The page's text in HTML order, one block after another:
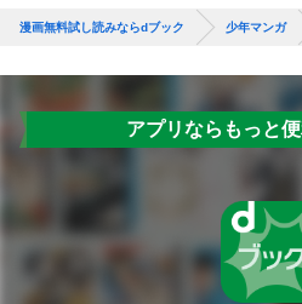
漫画無料試し読みならdブック 少年マンガ
アプリならもっと